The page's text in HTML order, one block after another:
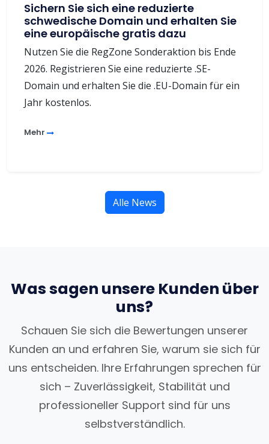
Sichern Sie sich eine reduzierte
schwedische Domain und erhalten Sie
eine europäische gratis dazu
Nutzen Sie die RegZone Sonderaktion bis Ende
2026. Registrieren Sie eine reduzierte .SE-
Domain und erhalten Sie die .EU-Domain für ein
Jahr kostenlos.
Mehr
Alle News
Was sagen unsere Kunden über
uns?
Schauen Sie sich die Bewertungen unserer
Kunden an und erfahren Sie, warum sie sich für
uns entscheiden. Ihre Erfahrungen sprechen für
sich – Zuverlässigkeit, Stabilität und
professioneller Support sind für uns
selbstverständlich.